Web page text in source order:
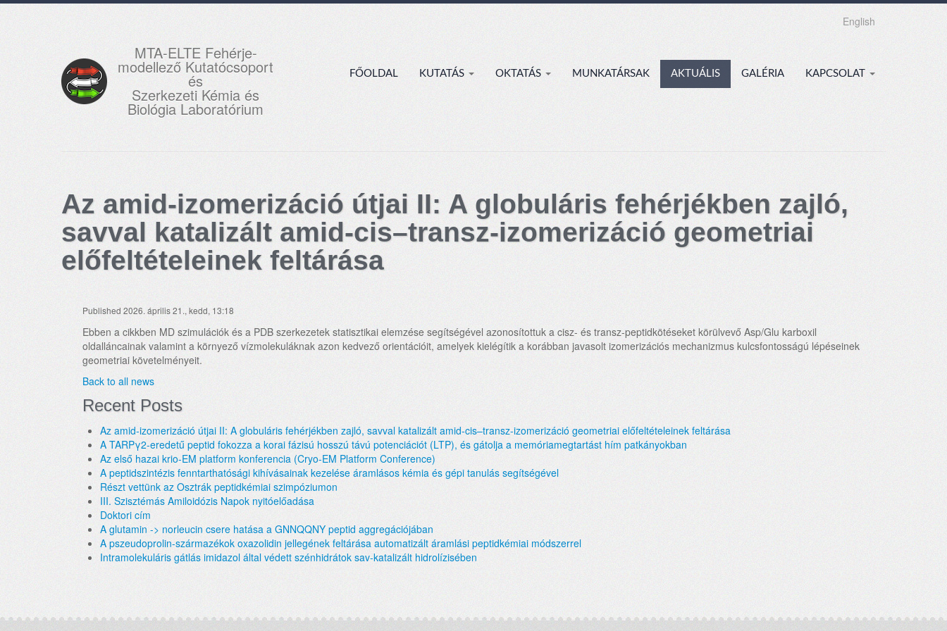
English
MTA-ELTE Fehérje-
modellező Kutatócsoport
és
Szerkezeti Kémia és
Biológia Laboratórium
FŐOLDAL KUTATÁS OKTATÁS MUNKATÁRSAK AKTUÁLIS GALÉRIA KAPCSOLAT
Az amid-izomerizáció útjai II: A globuláris fehérjékben zajló,
savval katalizált amid-cis–transz-izomerizáció geometriai
előfeltételeinek feltárása
Published 2026. április 21., kedd, 13:18
Ebben a cikkben MD szimulációk és a PDB szerkezetek statisztikai elemzése segítségével azonosítottuk a cisz- és transz-peptidkötéseket körülvevő Asp/Glu karboxil
oldalláncainak valamint a környező vízmolekuláknak azon kedvező orientációit, amelyek kielégítik a korábban javasolt izomerizációs mechanizmus kulcsfontosságú lépéseinek
geometriai követelményeit.
Back to all news
Recent Posts
Az amid-izomerizáció útjai II: A globuláris fehérjékben zajló, savval katalizált amid-cis–transz-izomerizáció geometriai előfeltételeinek feltárása
A TARPγ2-eredetű peptid fokozza a korai fázisú hosszú távú potenciációt (LTP), és gátolja a memóriamegtartást hím patkányokban
Az első hazai krio-EM platform konferencia (Cryo-EM Platform Conference)
A peptidszintézis fenntarthatósági kihívásainak kezelése áramlásos kémia és gépi tanulás segítségével
Részt vettünk az Osztrák peptidkémiai szimpóziumon
III. Szisztémás Amiloidózis Napok nyitóelőadása
Doktori cím
A glutamin -> norleucin csere hatása a GNNQQNY peptid aggregációjában
A pszeudoprolin-származékok oxazolidin jellegének feltárása automatizált áramlási peptidkémiai módszerrel
Intramolekuláris gátlás imidazol által védett szénhidrátok sav-katalizált hidrolízisében